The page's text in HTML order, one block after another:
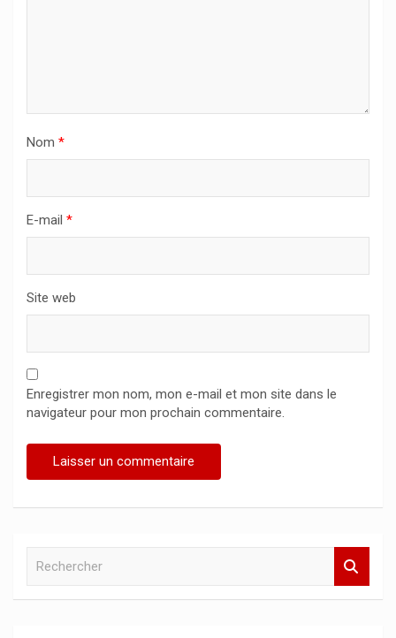
Nom *
E-mail *
Site web
Enregistrer mon nom, mon e-mail et mon site dans le
navigateur pour mon prochain commentaire.